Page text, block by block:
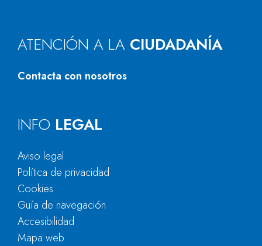
ATENCIÓN A LA CIUDADANÍA
Contacta con nosotros
INFO LEGAL
Aviso legal
Política de privacidad
Cookies
Guía de navegación
Accesibilidad
Mapa web